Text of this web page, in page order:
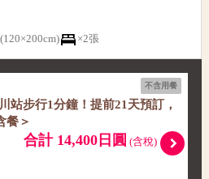
×2張
不含用餐
站步行1分鐘！提前21天預訂，
餐＞
合計 14,400日圓 (含稅)